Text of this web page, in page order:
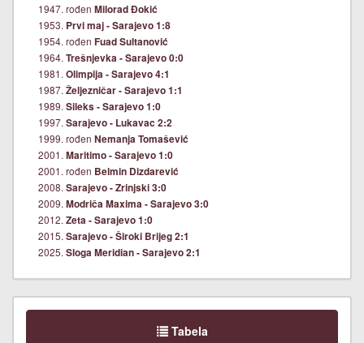
1947. rođen Milorad Đokić
1953. Prvi maj - Sarajevo 1:8
1954. rođen Fuad Sultanović
1964. Trešnjevka - Sarajevo 0:0
1981. Olimpija - Sarajevo 4:1
1987. Željezničar - Sarajevo 1:1
1989. Sileks - Sarajevo 1:0
1997. Sarajevo - Lukavac 2:2
1999. rođen Nemanja Tomašević
2001. Maritimo - Sarajevo 1:0
2001. rođen Belmin Dizdarević
2008. Sarajevo - Zrinjski 3:0
2009. Modriča Maxima - Sarajevo 3:0
2012. Zeta - Sarajevo 1:0
2015. Sarajevo - Široki Brijeg 2:1
2025. Sloga Meridian - Sarajevo 2:1
Tabela